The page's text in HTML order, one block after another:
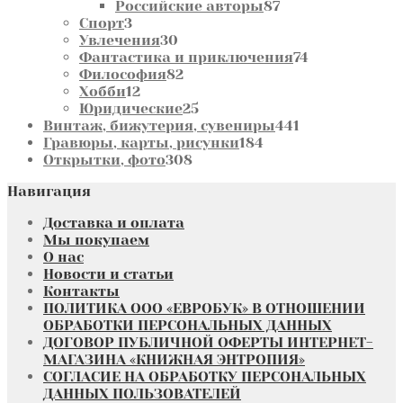
товаров
Российские авторы8787
Спорт33
товара
Увлечения30
товаров
Фантастика и приключения74
Философия8282
Хобби1212
товаров
Юридические2525
товаров
Винтаж, бижутерия, сувениры441
Гравюры, карты, рисунки184
Открытки, фото308308
Навигация
Доставка и оплата
Мы покупаем
О нас
Новости и статьи
Контакты
ПОЛИТИКА ООО «ЕВРОБУК» В ОТНОШЕНИИ
ОБРАБОТКИ ПЕРСОНАЛЬНЫХ ДАННЫХ
ДОГОВОР ПУБЛИЧНОЙ ОФЕРТЫ ИНТЕРНЕТ-
МАГАЗИНА «КНИЖНАЯ ЭНТРОПИЯ»
СОГЛАСИЕ НА ОБРАБОТКУ ПЕРСОНАЛЬНЫХ
ДАННЫХ ПОЛЬЗОВАТЕЛЕЙ